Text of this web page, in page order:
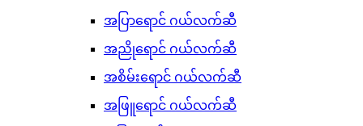
အပြာရောင် ဂယ်လက်ဆီ
အညိုရောင် ဂယ်လက်ဆီ
အစိမ်းရောင် ဂယ်လက်ဆီ
အဖြူရောင် ဂယ်လက်ဆီ